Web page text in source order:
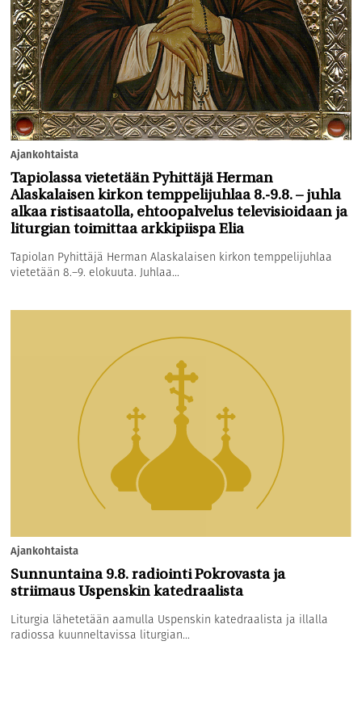
Ajankohtaista
Tapiolassa vietetään Pyhittäjä Herman
Alaskalaisen kirkon temppelijuhlaa 8.-9.8. – juhla
alkaa ristisaatolla, ehtoopalvelus televisioidaan ja
liturgian toimittaa arkkipiispa Elia
Tapiolan Pyhittäjä Herman Alaskalaisen kirkon temppelijuhlaa
vietetään 8.–9. elokuuta. Juhlaa...
Ajankohtaista
Sunnuntaina 9.8. radiointi Pokrovasta ja
striimaus Uspenskin katedraalista
Liturgia lähetetään aamulla Uspenskin katedraalista ja illalla
radiossa kuunneltavissa liturgian...